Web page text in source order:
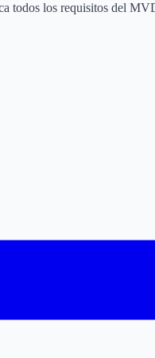
todos los requisitos del